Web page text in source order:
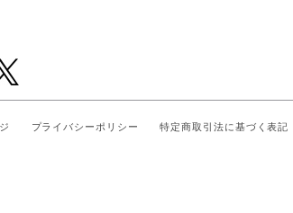
プライバシーポリシー 特定商取引法に基づく表記